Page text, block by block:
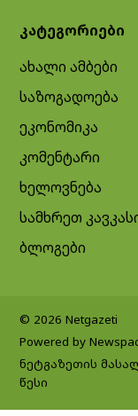
კატეგორიები
ახალი ამბები
საზოგადოება
ეკონომიკა
კომენტარი
ხელოვნება
სამხრეთ
ბლოგები
© 2026 Netgazeti
Powered by
ნეტგაზეთის
წესი